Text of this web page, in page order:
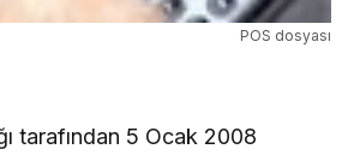
POS dosyası
tarafından 5 Ocak 2008